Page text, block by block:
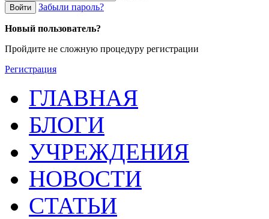
Войти Забыли пароль?
Новый пользователь?
Пройдите не сложную процедуру регистрации
Регистрация
ГЛАВНАЯ
БЛОГИ
УЧРЕЖДЕНИЯ
НОВОСТИ
СТАТЬИ